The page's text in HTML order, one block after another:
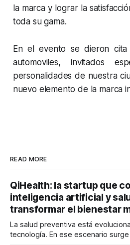
la marca y lograr la
toda su gama.
En el evento se dieron
automoviles, invitados
personalidades de nuestra
nuevo elemento de la marca
READ MORE
QiHealth: la startup que
inteligencia artificial y
transformar el bienestar
La salud preventiva está
tecnología. En ese escenario